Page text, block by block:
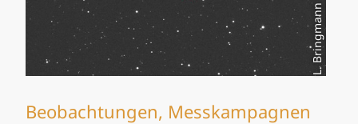
L. Bringmann
Beobachtungen, Messkampagnen